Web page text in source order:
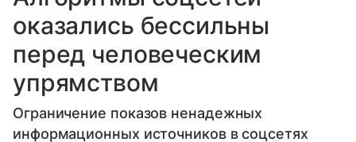
оказались бессильны
перед человеческим
упрямством
Ограничение показов ненадежных
информационных источников в соцсетях